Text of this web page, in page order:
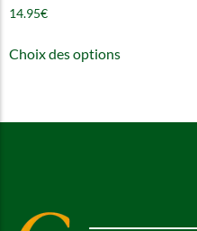
14.95€
Choix des options